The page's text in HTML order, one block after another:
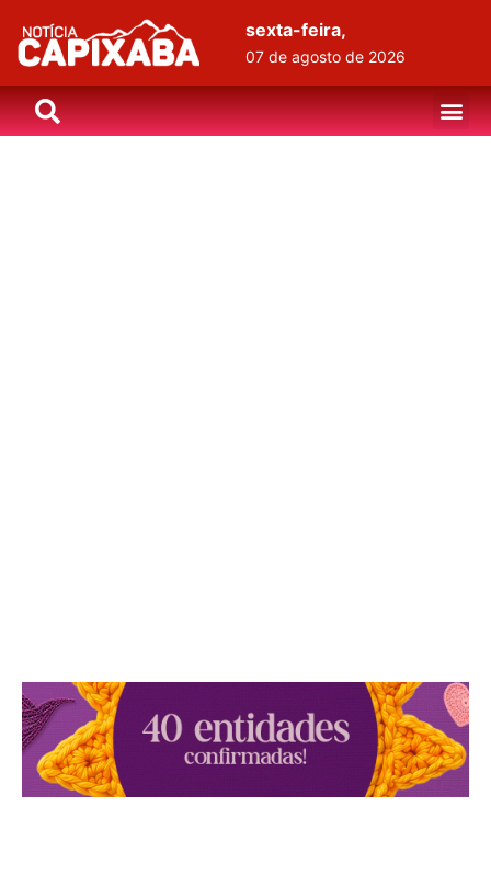
sexta-feira,
07 de agosto de 2026